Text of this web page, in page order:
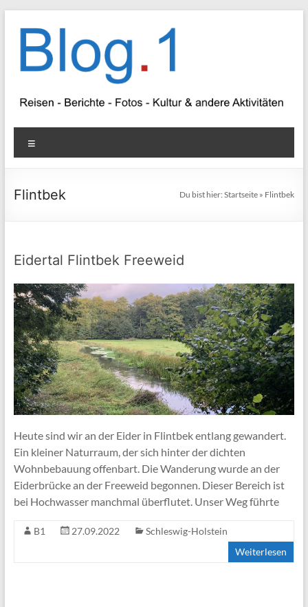
Inhalt
springen
Blog
1
Reisen
Fotos
Kultur
&
andere
Aktivitäten
Flintbek Du bist hier:Startseite » Flintbek
Eidertal Flintbek Freeweid
Heute sind wir an der Eider in Flintbek entlang gewandert.
Ein kleiner Naturraum, der sich hinter der dichten
Wohnbebauung offenbart. Die Wanderung wurde an der
Eiderbrücke an der Freeweid begonnen. Dieser Bereich ist
bei Hochwasser manchmal überflutet. Unser Weg führte
B1 27.09.2022
Schleswig-Holstein
Weiterlesen